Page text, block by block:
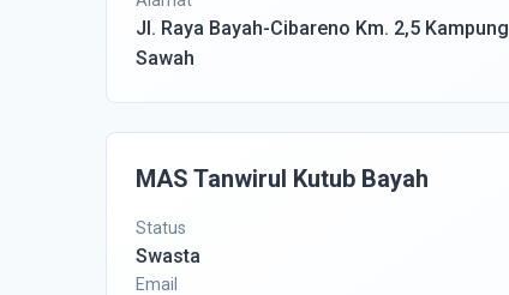
Jl. Raya Bayah-Cibareno Km. 2,5 Kampung
Sawah
MAS Tanwirul Kutub Bayah
Status
Swasta
Email